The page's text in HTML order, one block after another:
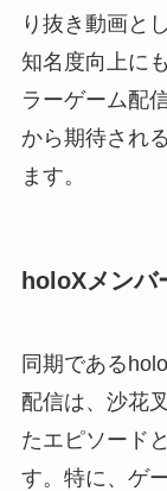
り抜き動画と
知名度向上に
ラーゲーム配
から期待され
ます。
holoXメンバ
同期である
配信は、沙花
たエピソード
す。特に、ゲ